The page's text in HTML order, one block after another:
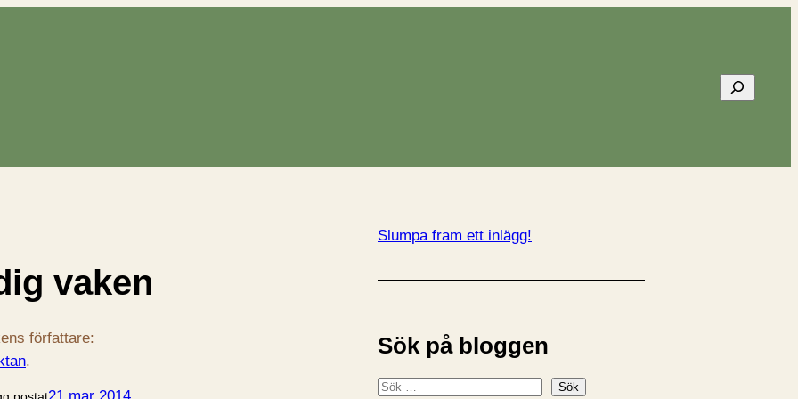
Sök
vaken
författare:
.
postat21 mar 2014
Slumpa fram ett inlägg!
Sök på bloggen
S
Sök